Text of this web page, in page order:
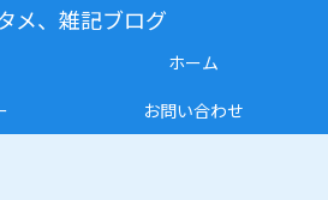
メ、雑記ブログ
ホーム
お問い合わせ